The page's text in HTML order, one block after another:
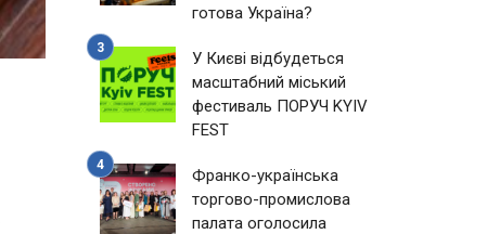
готова Україна?
У Києві відбудеться
масштабний міський
фестиваль ПОРУЧ KYIV
FEST
Франко-українська
торгово-промислова
палата оголосила